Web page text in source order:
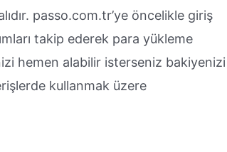
passo.com.tr’ye öncelikle giriş
takip ederek para yükleme
hemen alabilir isterseniz bakiyenizi
kullanmak üzere